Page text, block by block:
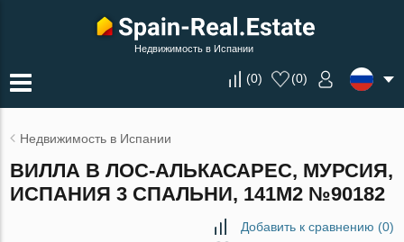
Недвижимость в Испании
(0) (0)
Недвижимость в Испании
ВИЛЛА В ЛОС-АЛЬКАСАРЕС, МУРСИЯ,
ИСПАНИЯ 3 СПАЛЬНИ, 141М2 №90182
Добавить к сравнению (0)